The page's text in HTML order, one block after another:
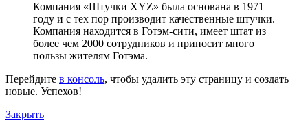
Компания «Штучки XYZ» была основана в 1971
году и с тех пор производит качественные штучки.
Компания находится в Готэм-сити, имеет штат из
более чем 2000 сотрудников и приносит много
пользы жителям Готэма.
Перейдите в консоль, чтобы удалить эту страницу и создать
новые. Успехов!
Закрыть